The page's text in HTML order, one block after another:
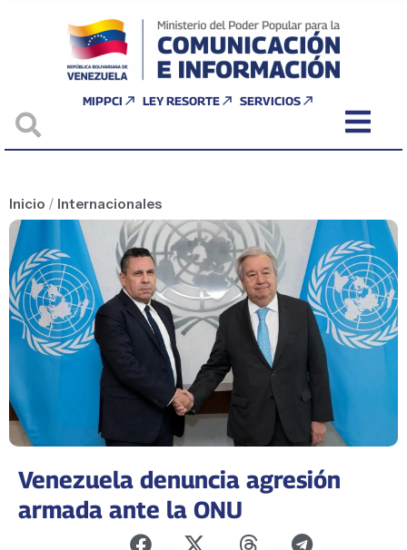
MIPPCI LEY RESORTE SERVICIOS
Inicio / Internacionales
Venezuela denuncia agresión
armada ante la ONU